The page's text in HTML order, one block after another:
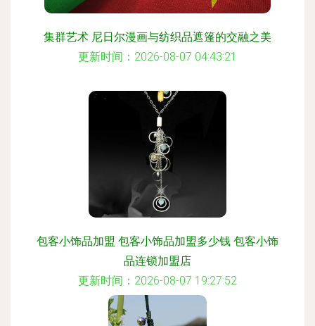
集群艺术 尼日尔漫画与纺织品遮篷的交融之美
更新时间：2026-08-07 04:43:21
包客小饰品加盟 包客小饰品加盟多少钱 包客小饰
品连锁加盟店
更新时间：2026-08-07 19:27:52